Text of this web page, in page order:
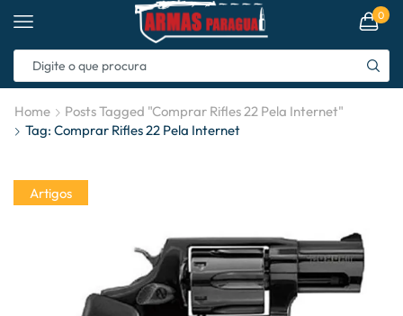
0
Home
Posts Tagged "comprar Rifles 22 Pela Internet"
Tag: Comprar Rifles 22 Pela Internet
Artigos